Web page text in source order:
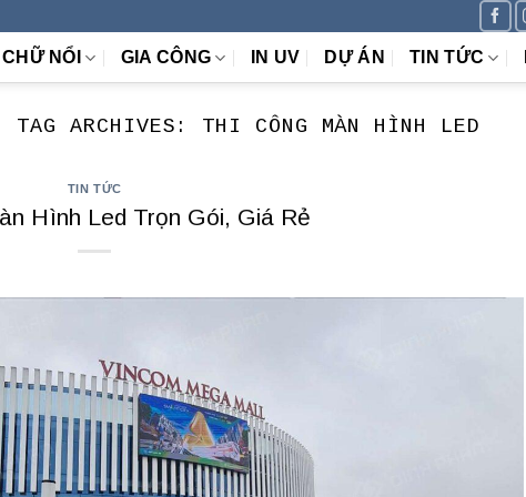
CHỮ NỔI GIA CÔNG IN UV DỰ ÁN TIN TỨC
TAG ARCHIVES: THI CÔNG MÀN HÌNH LED
TIN TỨC
Hình Led Trọn Gói, Giá Rẻ